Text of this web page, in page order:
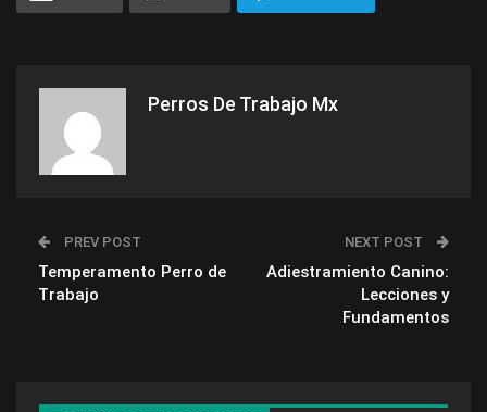
Perros De Trabajo Mx
PREV POST
Temperamento Perro de
Trabajo
NEXT POST
Adiestramiento Canino:
Lecciones y
Fundamentos